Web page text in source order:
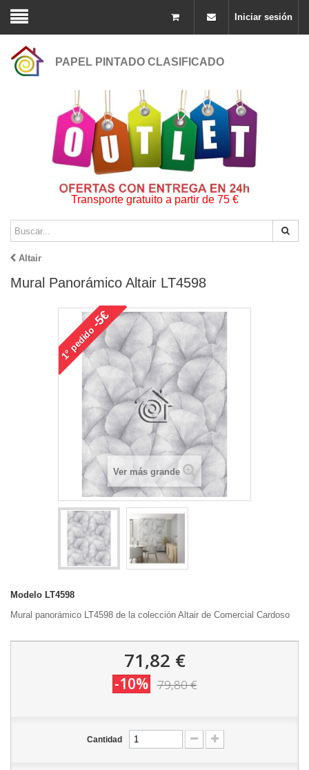
Iniciar sesión
PAPEL PINTADO CLASIFICADO
Transporte gratuito a partir de 75 €
Altair
Mural Panorámico Altair LT4598
1°
pedido
-5€
Ver más grande
Modelo LT4598
Mural panorámico LT4598 de la colección Altair de Comercial Cardoso
71,82 €
-10% 79,80 €
Cantidad